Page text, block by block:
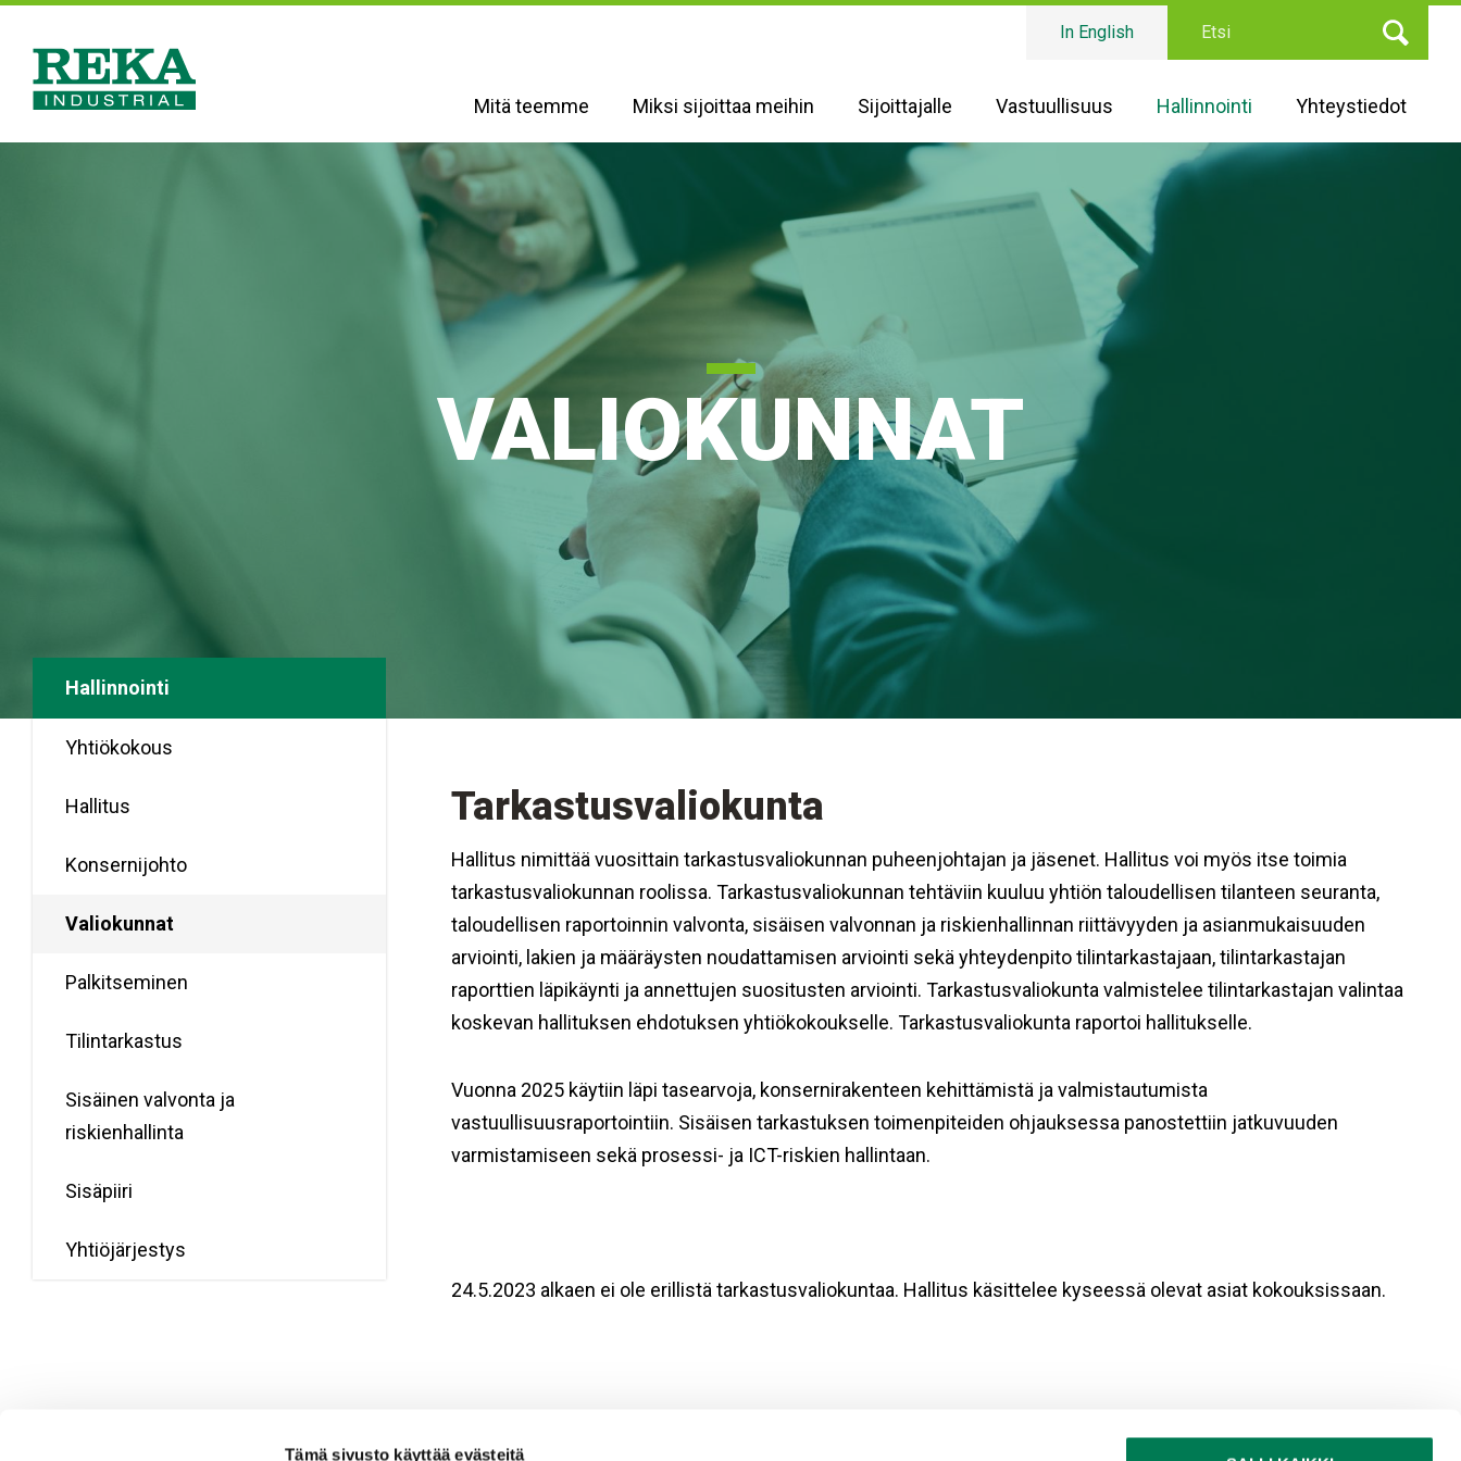
Tämä sivusto käyttää evästeitä
pääsisältöön
In English
Mitä teemme Miksi sijoittaa meihin Sijoittajalle Vastuullisuus Hallinnointi Yhteystiedot
VALIOKUNNAT
Tarkastusvaliokunta
Hallitus nimittää vuosittain tarkastusvaliokunnan puheenjohtajan ja jäsenet. Hallitus voi myös itse toimia
tarkastusvaliokunnan roolissa. Tarkastusvaliokunnan tehtäviin kuuluu yhtiön taloudellisen tilanteen seuranta,
taloudellisen raportoinnin valvonta, sisäisen valvonnan ja riskienhallinnan riittävyyden ja asianmukaisuuden
arviointi, lakien ja määräysten noudattamisen arviointi sekä yhteydenpito tilintarkastajaan, tilintarkastajan
raporttien läpikäynti ja annettujen suositusten arviointi. Tarkastusvaliokunta valmistelee tilintarkastajan valintaa
koskevan hallituksen ehdotuksen yhtiökokoukselle. Tarkastusvaliokunta raportoi hallitukselle.
Vuonna 2025 käytiin läpi tasearvoja, konsernirakenteen kehittämistä ja valmistautumista
vastuullisuusraportointiin. Sisäisen tarkastuksen toimenpiteiden ohjauksessa panostettiin jatkuvuuden
varmistamiseen sekä prosessi- ja ICT-riskien hallintaan.
24.5.2023 alkaen ei ole erillistä tarkastusvaliokuntaa. Hallitus käsittelee kyseessä olevat asiat kokouksissaan.
Hallinnointi
Yhtiökokous
Hallitus
Konsernijohto
Valiokunnat
Palkitseminen
Tilintarkastus
Sisäinen valvonta ja
riskienhallinta
Sisäpiiri
Yhtiöjärjestys